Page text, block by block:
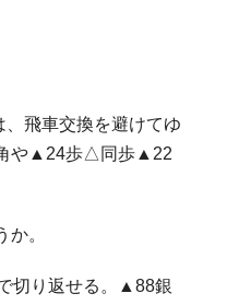
、飛車交換を避けてゆ
や▲24歩△同歩▲22
。
切り返せる。▲88銀